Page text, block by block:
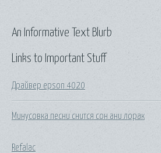
Links to Important Stuff
Драйвер epson 4020
Минусовка песни снится сон ани лорак
Refalac
An Informative Text Blurb